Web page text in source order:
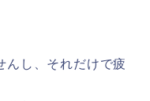
んし、それだけで疲